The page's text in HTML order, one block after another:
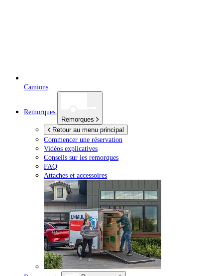
Camions
Remorques
Remorques
Retour au menu principal
Commencer une réservation
Vidéos explicatives
Conseils sur les remorques
FAQ
Attaches et accessoires